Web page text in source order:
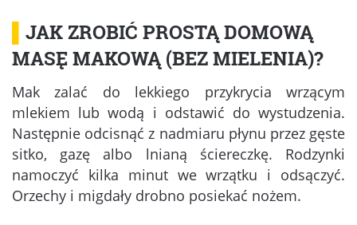
JAK ZROBIĆ PROSTĄ DOMOWĄ
MASĘ MAKOWĄ (BEZ MIELENIA)?
Mak zalać do lekkiego przykrycia wrzącym
mlekiem lub wodą i odstawić do wystudzenia.
Następnie odcisnąć z nadmiaru płynu przez gęste
sitko, gazę albo lnianą ściereczkę. Rodzynki
namoczyć kilka minut we wrzątku i odsączyć.
Orzechy i migdały drobno posiekać nożem.